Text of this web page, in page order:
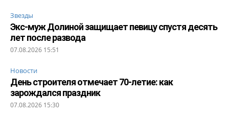
Звезды
Экс-муж Долиной защищает певицу спустя десять
лет после развода
07.08.2026 15:51
Новости
День строителя отмечает 70-летие: как
зарождался праздник
07.08.2026 15:30